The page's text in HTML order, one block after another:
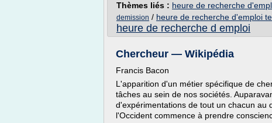
Thèmes liés : heure de recherche
demission / heure de recherche d'emploi
heure de recherche d emploi
Chercheur — Wikipédia
Francis Bacon
L'apparition d'un métier spécifique de
tâches au sein de nos sociétés.
d'expérimentations de tout un chacun au
l'Occident commence à prendre